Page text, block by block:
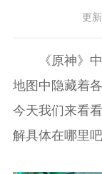
更
《原神》中
地图中隐藏着
今天我们来看
解具体在哪里吧